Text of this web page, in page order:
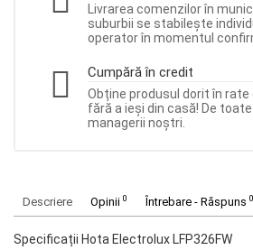
Livrarea comenzilor în
suburbii se stabilește
operator în momentul
Cumpără în credit
Obține produsul dorit în rate
fără a ieși din casă! De
managerii noștri.
Descriere Opinii 0 Întrebare - Răspuns 0
Specificații Hota Electrolux LFP326FW